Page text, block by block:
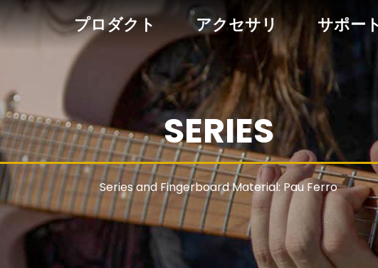
プロダクト アクセサリ サポー
SERIES
Series and Fingerboard Material: Pau Ferro